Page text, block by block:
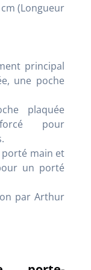
(Longueur
principal
une poche
plaquée
pour
main et
un porté
parArthur